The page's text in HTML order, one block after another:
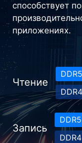
способствует
приложениях.
Чтение
Запись